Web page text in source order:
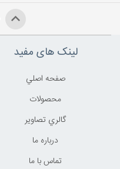
لینک های مفید
صفحه اصلي
محصولات
گالري تصاوير
درباره ما
تماس با ما